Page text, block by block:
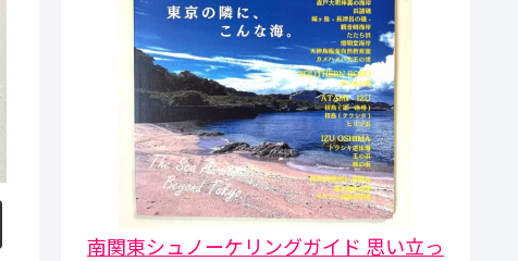
南関東シュノーケリングガイド 思い立っ